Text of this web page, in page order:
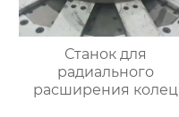
Станок для
радиального
расширения колец